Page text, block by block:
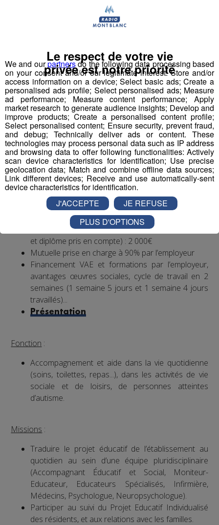
1 Accompagnant Éducatif et Social ou
Aide Médico-Psychologique ou Aide-
Soignant diplômé ou faisant fonction
Expérience dans le handicap souhaitée, débutant
accepté.
Autre diplôme accepté : Moniteur-Educateur.
> poste à pourvoir dès que possible
Conditions:
CDI, 35h hebdomadaires, travail 1 weekend /2
(prime les dimanches travaillés)
Rémunération base conventionnelle CCN 1966,
salaire brut mensuel (indicatif de base, ancienneté
et diplôme pris en compte) : 2 000€
Mutuelle prise en charge à 90% par l’employeur
Financement VAE et formations par l’employeur,
avantages œuvres sociales, cycle de travail en 2
semaines (1 semaine 5 jours et 1 semaine 4 jours
travaillés)...
Présentation
Fonction :
Accompagnement et aide dans la vie quotidienne
(soins, toilettes, repas...), dans les activités de vie
sociale et de loisirs, de personnes atteintes
d’autisme.
Missions :
Traduire le projet éducatif de l’établissement au
quotidien au sein d’une équipe pluridisciplinaire
(Accompagnant Éducatif et Social, Moniteur-
Educateur, Educateurs Spécialisés, Infirmière,
Médecins, Psychologue, Neuropsychologue).
Participer au suivi du Projet Educatif Individualisé
des résidents, et aux relations avec les familles.
We and ourpartnersdo the following data processing based
on your consent and/or our legitimate interest: Store and/or
access information on a device; Select basic ads; Create a
personalised ads profile; Select personalised ads; Measure
ad performance; Measure content performance; Apply
market research to generate audience insights; Develop and
improve products; Create a personalised content profile;
Select personalised content; Ensure security, prevent fraud,
and debug; Technically deliver ads or content. These
technologies may process personal data such as IP address
and browsing data to offer following functionalities: Actively
scan device characteristics for identification; Use precise
geolocation data; Match and combine offline data sources;
Link different devices; Receive and use automatically-sent
device characteristics for identification.
Le respect de votre vie
privée est notre priorité
J'ACCEPTE
JE REFUSE
PLUS D'OPTIONS